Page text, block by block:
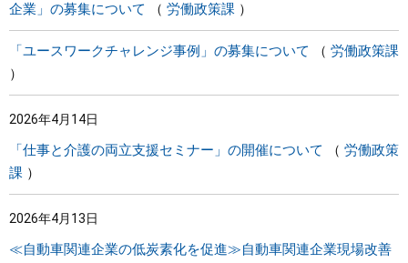
企業」の募集について
労働政策課
「ユースワークチャレンジ事例」の募集について 労働政策課
2026年4月14日
「仕事と介護の両立支援セミナー」の開催について
労働政策
課
2026年4月13日
≪自動車関連企業の低炭素化を促進≫自動車関連企業現場改善